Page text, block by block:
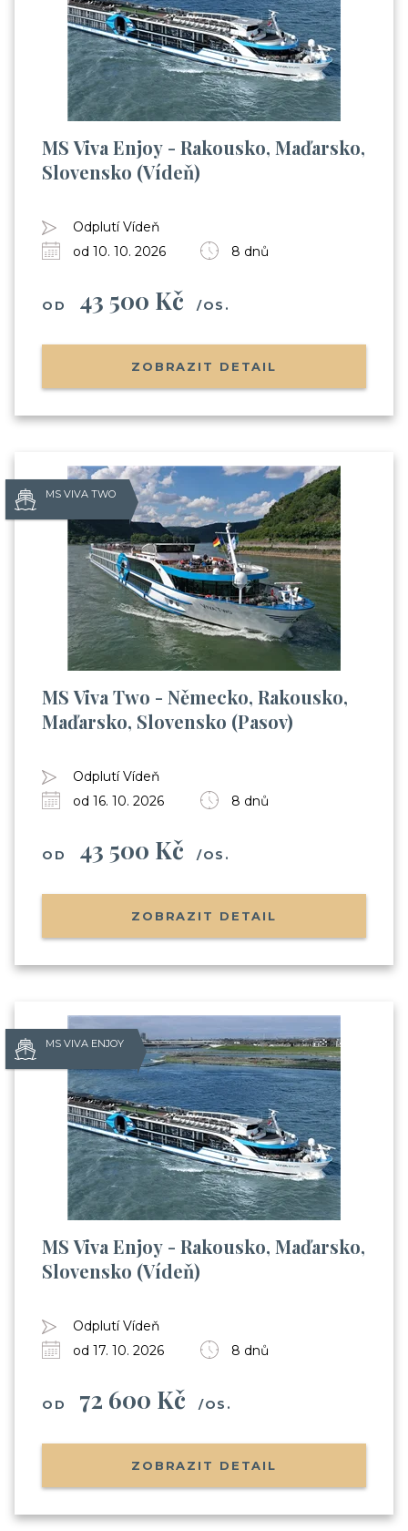
MS Viva Enjoy - Rakousko, Maďarsko,
Slovensko (Vídeň)
Odplutí Vídeň
od 10. 10. 2026
8 dnů
OD 43 500 Kč /OS.
ZOBRAZIT DETAIL
MS VIVA TWO
MS Viva Two - Německo, Rakousko,
Maďarsko, Slovensko (Pasov)
Odplutí Vídeň
od 16. 10. 2026
8 dnů
OD 43 500 Kč /OS.
ZOBRAZIT DETAIL
MS VIVA ENJOY
MS Viva Enjoy - Rakousko, Maďarsko,
Slovensko (Vídeň)
Odplutí Vídeň
od 17. 10. 2026
8 dnů
OD 72 600 Kč /OS.
ZOBRAZIT DETAIL
Už odcházíte?
Zanechte nám svůj email.
Zůstaneme v kontaktu a získáte:
Balíček videí, kde Vás seznámíme s cestováním
Informace o Skupinových plavbách
Odesláním souhlasíte se
zpracováním osobních údajů